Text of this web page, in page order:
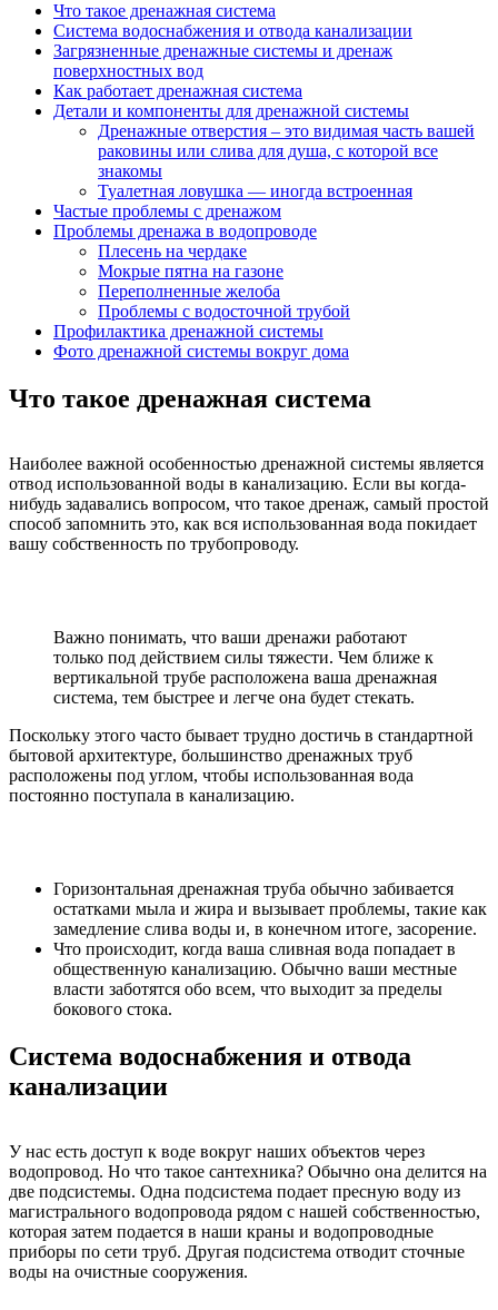
Что такое дренажная система
Система водоснабжения и отвода канализации
Загрязненные дренажные системы и дренаж
поверхностных вод
Как работает дренажная система
Детали и компоненты для дренажной системы
Дренажные отверстия – это видимая часть вашей
раковины или слива для душа, с которой все
знакомы
Туалетная ловушка — иногда встроенная
Частые проблемы с дренажом
Проблемы дренажа в водопроводе
Плесень на чердаке
Мокрые пятна на газоне
Переполненные желоба
Проблемы с водосточной трубой
Профилактика дренажной системы
Фото дренажной системы вокруг дома
Что такое дренажная система
Наиболее важной особенностью дренажной системы является
отвод использованной воды в канализацию. Если вы когда-
нибудь задавались вопросом, что такое дренаж, самый простой
способ запомнить это, как вся использованная вода покидает
вашу собственность по трубопроводу.
Важно понимать, что ваши дренажи работают
только под действием силы тяжести. Чем ближе к
вертикальной трубе расположена ваша дренажная
система, тем быстрее и легче она будет стекать.
Поскольку этого часто бывает трудно достичь в стандартной
бытовой архитектуре, большинство дренажных труб
расположены под углом, чтобы использованная вода
постоянно поступала в канализацию.
Горизонтальная дренажная труба обычно забивается
остатками мыла и жира и вызывает проблемы, такие как
замедление слива воды и, в конечном итоге, засорение.
Что происходит, когда ваша сливная вода попадает в
общественную канализацию. Обычно ваши местные
власти заботятся обо всем, что выходит за пределы
бокового стока.
Система водоснабжения и отвода
канализации
У нас есть доступ к воде вокруг наших объектов через
водопровод. Но что такое сантехника? Обычно она делится на
две подсистемы. Одна подсистема подает пресную воду из
магистрального водопровода рядом с нашей собственностью,
которая затем подается в наши краны и водопроводные
приборы по сети труб. Другая подсистема отводит сточные
воды на очистные сооружения.